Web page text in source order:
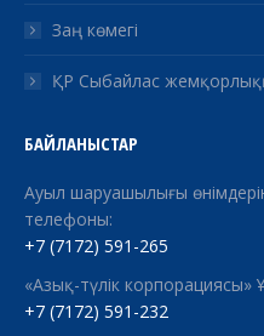
Заң көмегі
ҚР Сыбайлас
БАЙЛАНЫСТАР
Ауыл шаруашылығы
телефоны:
+7 (7172) 591-265
«Азық-түлік
+7 (7172) 591-232